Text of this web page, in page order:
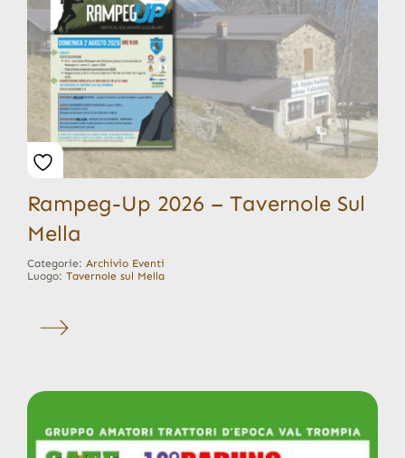
Rampeg-Up 2026 – Tavernole Sul
Mella
Categorie: Archivio Eventi
Luogo: Tavernole sul Mella